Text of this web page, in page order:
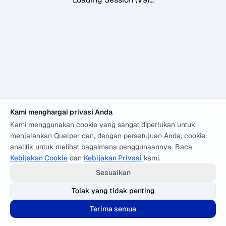
Kami menghargai privasi Anda
Kami menggunakan cookie yang sangat diperlukan untuk
menjalankan Quelper dan, dengan persetujuan Anda, cookie
analitik untuk melihat bagaimana penggunaannya. Baca
Kebijakan Cookie dan Kebijakan Privasi kami.
Sesuaikan
Tolak yang tidak penting
Terima semua